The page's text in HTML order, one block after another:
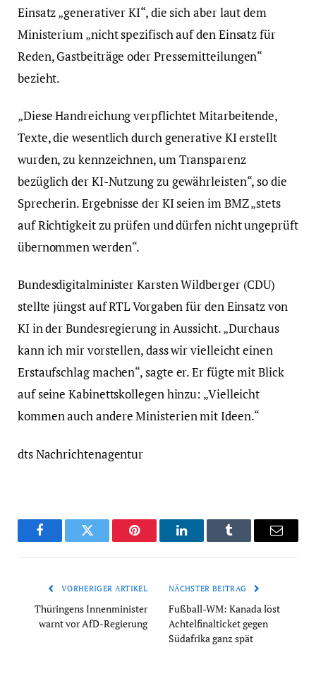
Einsatz „generativer KI“, die sich aber laut dem
Ministerium „nicht spezifisch auf den Einsatz für
Reden, Gastbeiträge oder Pressemitteilungen“
bezieht.
„Diese Handreichung verpflichtet Mitarbeitende,
Texte, die wesentlich durch generative KI erstellt
wurden, zu kennzeichnen, um Transparenz
bezüglich der KI-Nutzung zu gewährleisten“, so die
Sprecherin. Ergebnisse der KI seien im BMZ „stets
auf Richtigkeit zu prüfen und dürfen nicht ungeprüft
übernommen werden“.
Bundesdigitalminister Karsten Wildberger (CDU)
stellte jüngst auf RTL Vorgaben für den Einsatz von
KI in der Bundesregierung in Aussicht. „Durchaus
kann ich mir vorstellen, dass wir vielleicht einen
Erstaufschlag machen“, sagte er. Er fügte mit Blick
auf seine Kabinettskollegen hinzu: „Vielleicht
kommen auch andere Ministerien mit Ideen.“
dts Nachrichtenagentur
FacebookTwitter Pinterest LinkedInTumblr Email
VORHERIGER ARTIKEL
Thüringens Innenminister
warnt vor AfD-Regierung
NÄCHSTER BEITRAG
Fußball-WM: Kanada löst
Achtelfinalticket gegen
Südafrika ganz spät